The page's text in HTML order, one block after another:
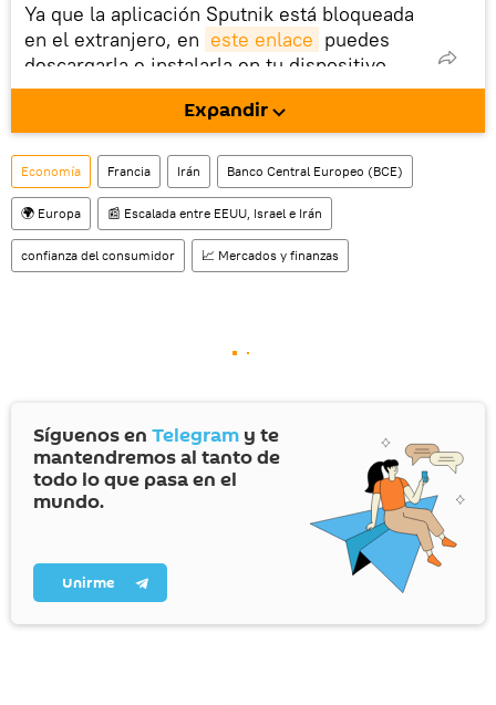
Ya que la aplicación Sputnik está bloqueada
en el extranjero, en este enlace puedes
descargarla e instalarla en tu dispositivo
móvil (¡solo para Android!).
Expandir
Economía Francia Irán Banco Central Europeo (BCE)
🌍 Europa 📰 Escalada entre EEUU, Israel e Irán
confianza del consumidor 📈 Mercados y finanzas
Síguenos en Telegram y te
mantendremos al tanto de
todo lo que pasa en el
mundo.
Unirme